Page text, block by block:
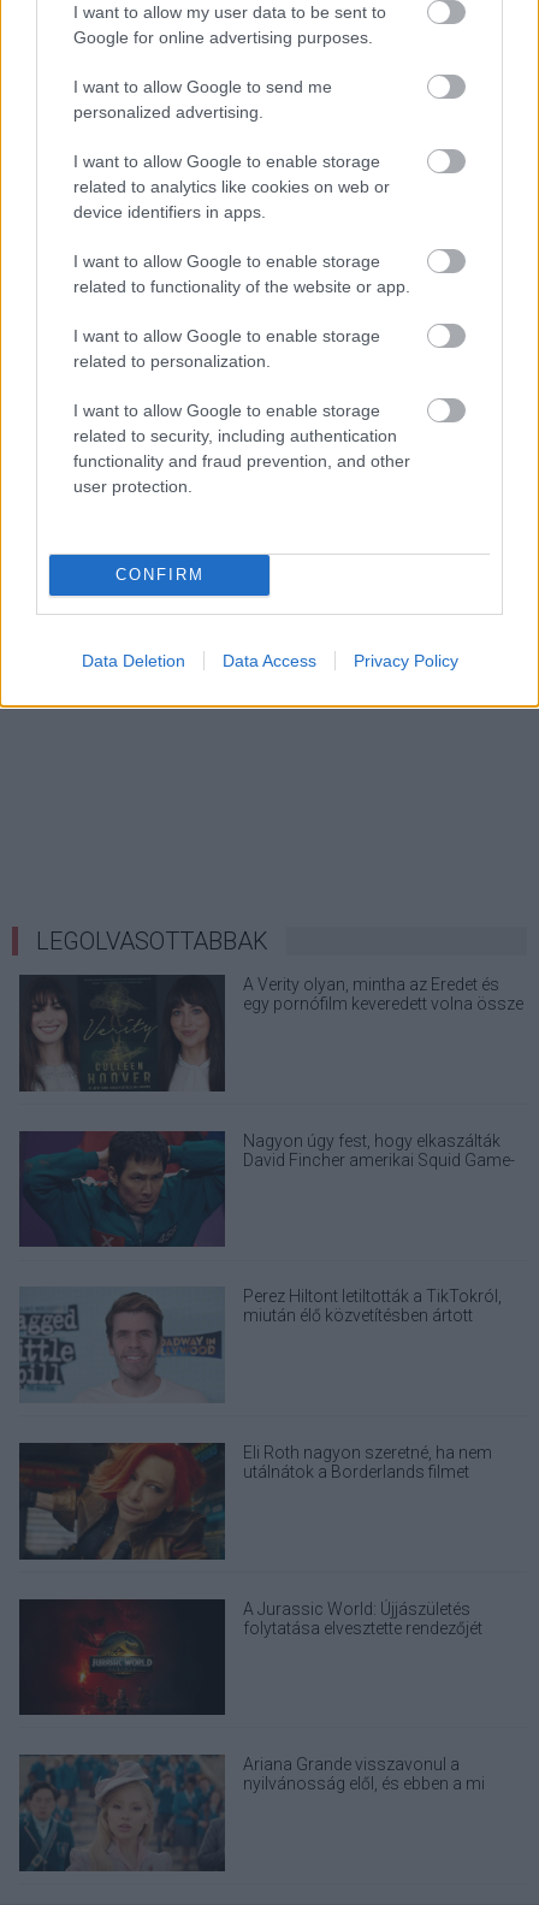
I want to allow my user data to be sent to
Google for online advertising purposes.
I want to allow Google to send me
personalized advertising.
I want to allow Google to enable storage
related to analytics like cookies on web or
device identifiers in apps.
I want to allow Google to enable storage
related to functionality of the website or app.
I want to allow Google to enable storage
related to personalization.
I want to allow Google to enable storage
related to security, including authentication
functionality and fraud prevention, and other
user protection.
CONFIRM
Data Deletion Data Access Privacy Policy
LEGFRISSEBB PODCASTÜNK
Megint rengeteg horrorfilmet néztünk - PuliCast
LEGOLVASOTTABBAK
A Verity olyan, mintha az Eredet és
egy pornófilm keveredett volna össze
Nagyon úgy fest, hogy elkaszálták
David Fincher amerikai Squid Game-
Perez Hiltont letiltották a TikTokról,
miután élő közvetítésben ártott
Eli Roth nagyon szeretné, ha nem
utálnátok a Borderlands filmet
A Jurassic World: Újjászületés
folytatása elvesztette rendezőjét
Ariana Grande visszavonul a
nyilvánosság elől, és ebben a mi